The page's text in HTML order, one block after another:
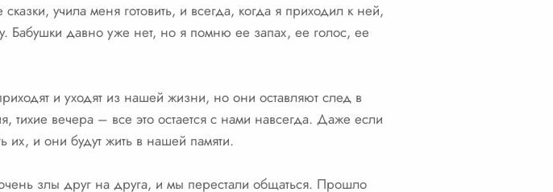
учила меня готовить, и всегда, когда я приходил к ней,
Бабушки давно уже нет, но я помню ее запах, ее голос, ее
и уходят из нашей жизни, но они оставляют след в
вечера – все это остается с нами навсегда. Даже если
и они будут жить в нашей памяти.
злы друг на друга, и мы перестали общаться. Прошло